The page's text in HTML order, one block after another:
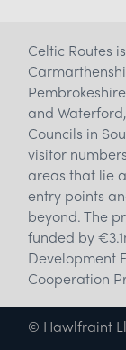
Celtic Routes
and
Councils in
visitor
areas that lie
entry points
beyond. The
funded by
Development
Cooperation
© Hawlfraint